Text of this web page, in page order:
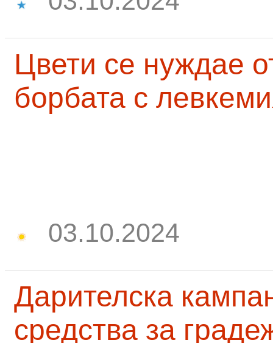
Цвети се нуждае
борбата с
03.10.2024
Дарителска
средства за